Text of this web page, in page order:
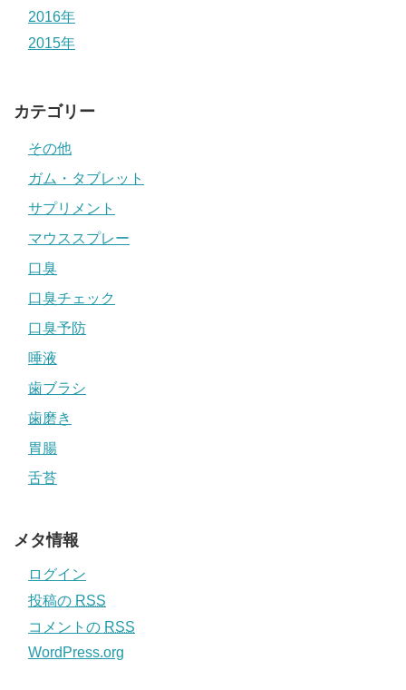
2016年
2015年
カテゴリー
その他
ガム・タブレット
サプリメント
マウススプレー
口臭
口臭チェック
口臭予防
唾液
歯ブラシ
歯磨き
胃腸
舌苔
メタ情報
ログイン
投稿の RSS
コメントの RSS
WordPress.org